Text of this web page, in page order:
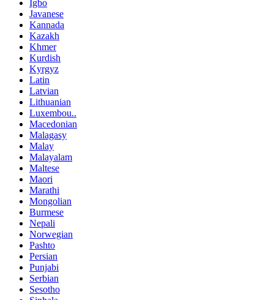
Igbo
Javanese
Kannada
Kazakh
Khmer
Kurdish
Kyrgyz
Latin
Latvian
Lithuanian
Luxembou..
Macedonian
Malagasy
Malay
Malayalam
Maltese
Maori
Marathi
Mongolian
Burmese
Nepali
Norwegian
Pashto
Persian
Punjabi
Serbian
Sesotho